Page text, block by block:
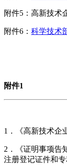
附件5：高新技术
附件6： 科学技术
附件1
1．《高新技术企
2．《证明事项告
注册登记证件和